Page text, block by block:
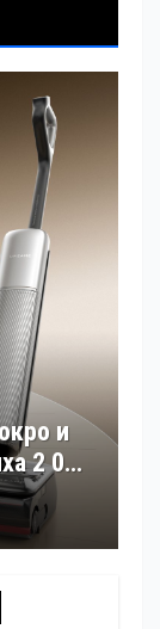
и
2 000
мащаб